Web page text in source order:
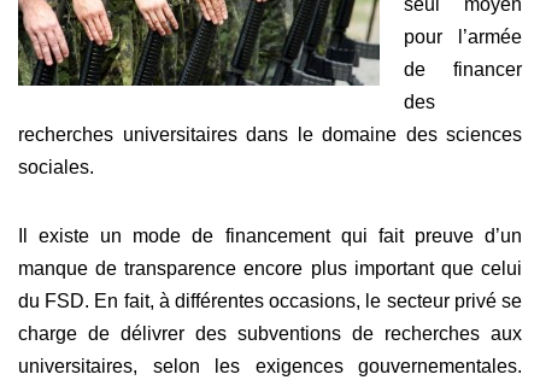
k
pour l’armée
de financer
des
recherches universitaires dans le domaine des sciences
sociales.
Il existe un mode de financement qui fait preuve d’un
manque de transparence encore plus important que celui
du FSD. En fait, à différentes occasions, le secteur privé se
charge de délivrer des subventions de recherches aux
universitaires, selon les exigences gouvernementales.